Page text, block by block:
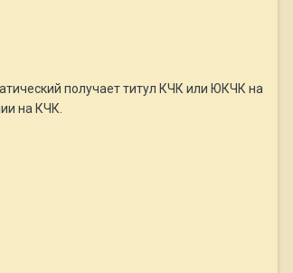
получает титул КЧК или ЮКЧК на
на КЧК.